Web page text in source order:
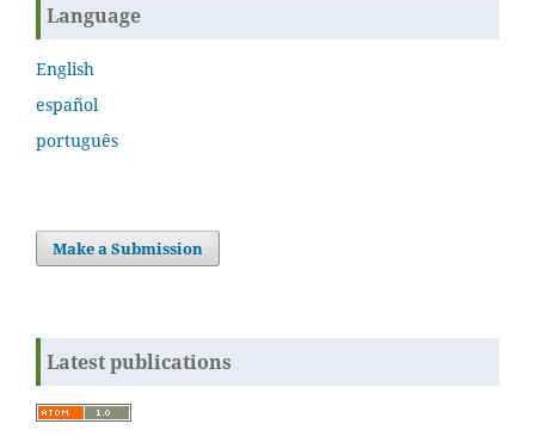
Language
English
español
português
Make a Submission
Latest publications